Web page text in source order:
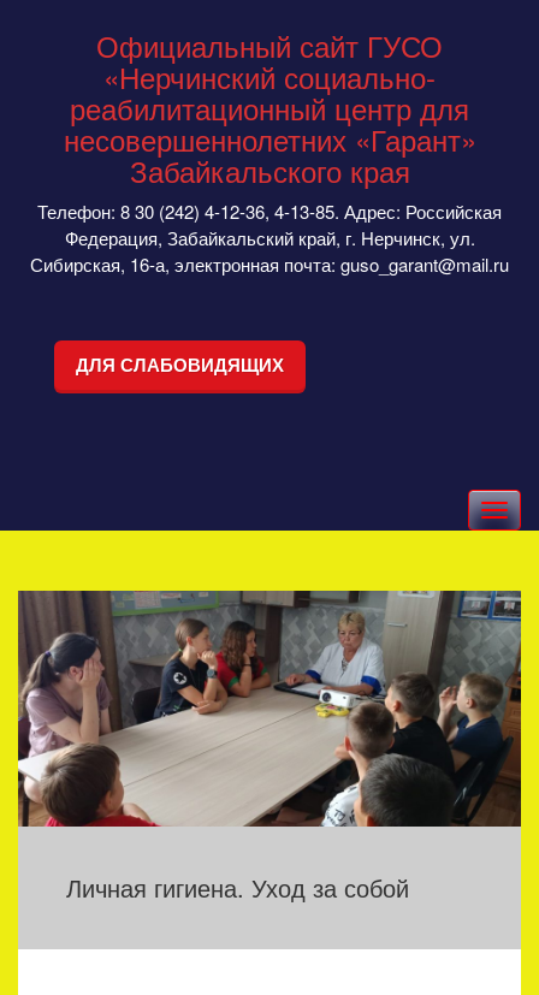
Официальный сайт ГУСО
«Нерчинский социально-
реабилитационный центр для
несовершеннолетних «Гарант»
Забайкальского края
Телефон: 8 30 (242) 4-12-36, 4-13-85. Адрес: Российская
Федерация, Забайкальский край, г. Нерчинск, ул.
Сибирская, 16-а, электронная почта: guso_garant@mail.ru
ДЛЯ СЛАБОВИДЯЩИХ
Toggle
navigation
Личная гигиена. Уход за собой